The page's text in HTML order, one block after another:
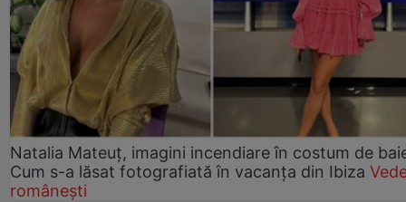
Natalia Mateuț, imagini incendiare în costum de
Cum s-a lăsat fotografiată în vacanța din Ibiza
românești